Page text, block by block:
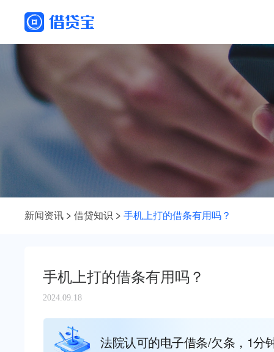
新闻资讯 借贷知识 手机上打的借条有用吗？
手机上打的借条有用吗？
2024.09.18
法院认可的电子借条/欠条，1分